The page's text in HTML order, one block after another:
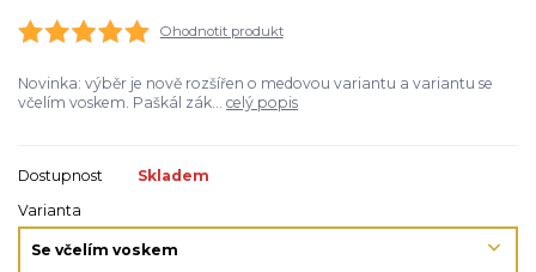
Ohodnotit produkt
Novinka: výběr je nově rozšířen o medovou variantu a variantu se
včelím voskem. Paškál zák... celý popis
Dostupnost
Skladem
Varianta